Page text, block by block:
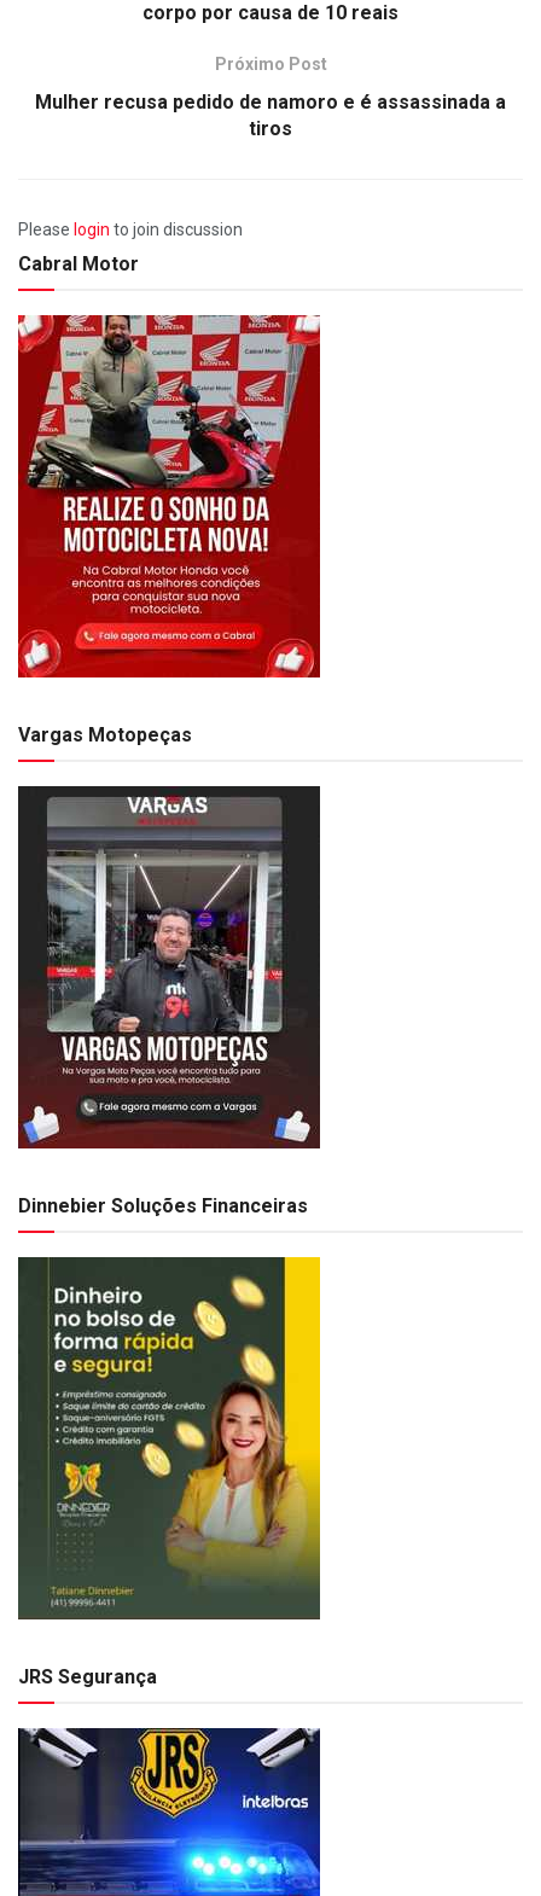
corpo por causa de 10 reais
Próximo Post
Mulher recusa pedido de namoro e é assassinada a
tiros
Please login to join discussion
Cabral Motor
Vargas Motopeças
Dinnebier Soluções Financeiras
JRS Segurança